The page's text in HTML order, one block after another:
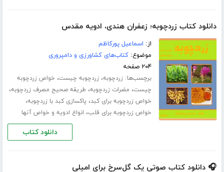
دانلود کتاب زردچوبه؛ زعفران هندی، ادویه مقدس
از: اسماعیل پورکاظم
موضوع:کتاب‌های کشاورزی و دامپروری
۲۰۴ صفحه
برچسب‌ها: زردچوبه، زردچوبه چیست، خواص زردچوبه
چیست، مضرات زردچوبه، طریقه صحیح مصرف زردچوبه،
خواص زردچوبه برای کبد، پاکسازی کبد با زردچوبه،
خواص زردچوبه برای قلب، انواع ادویه و خواص آنها
دانلود کتاب
🎧 دانلود کتاب صوتی یک گل‌سرخ برای امیلی